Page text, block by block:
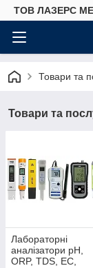
ТОВ ЛАЗЕРС
Товари та
Товари та
Лабораторні
аналізатори pH,
ORP, TDS, EC,